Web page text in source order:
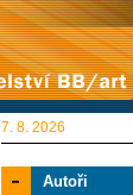
7. 8. 2026
Autoři